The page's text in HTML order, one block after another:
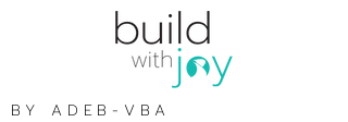
BY ADEB-VBA